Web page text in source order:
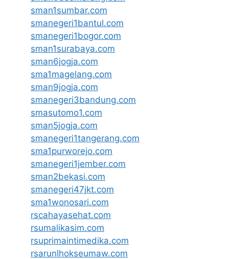
sman1sumbar.com
smanegeri1bantul.com
smanegeri1bogor.com
sman1surabaya.com
sman6jogja.com
sma1magelang.com
sman9jogja.com
smanegeri3bandung.com
smasutomo1.com
sman5jogja.com
smanegeri1tangerang.com
sma1purworejo.com
smanegeri1jember.com
sman2bekasi.com
smanegeri47jkt.com
sma1wonosari.com
rscahayasehat.com
rsumalikasim.com
rsuprimaintimedika.com
rsarunlhokseumaw.com